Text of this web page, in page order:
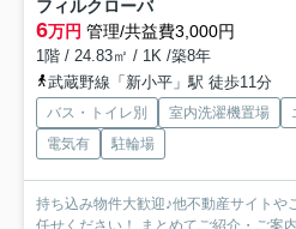
フィルクローバ
6万円 管理/共益費3,000円
1階 / 24.83㎡ / 1K /築8年
武蔵野線「新小平」駅 徒歩11分
バス・トイレ別 室内洗濯機置場
電気有
駐輪場
持ち込み物件大歓迎♪他不動産サイトや